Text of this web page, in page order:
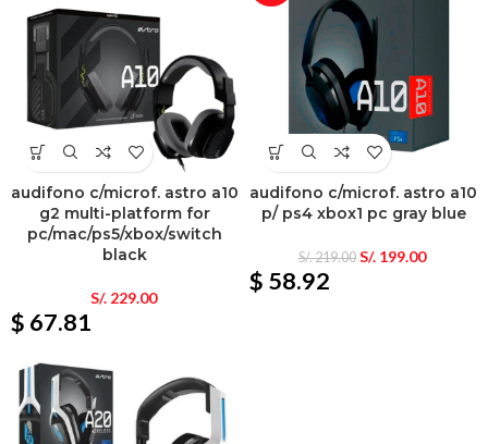
audifono c/microf. astro a10
g2 multi-platform for
pc/mac/ps5/xbox/switch
black
S/.229.00
$ 67.81
audifono c/microf. astro a10
p/ ps4 xbox1 pc gray blue
S/.219.00 S/.199.00
$ 58.92